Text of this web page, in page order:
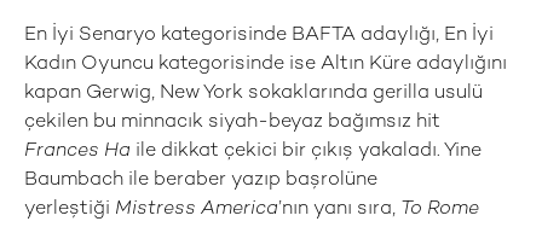
En İyi Senaryo kategorisinde BAFTA adaylığı, En İyi
Kadın Oyuncu kategorisinde ise Altın Küre adaylığını
kapan Gerwig, New York sokaklarında gerilla usulü
çekilen bu minnacık siyah-beyaz bağımsız hit
Frances Ha ile dikkat çekici bir çıkış yakaladı. Yine
Baumbach ile beraber yazıp başrolüne
yerleştiği Mistress America’nın yanı sıra, To Rome